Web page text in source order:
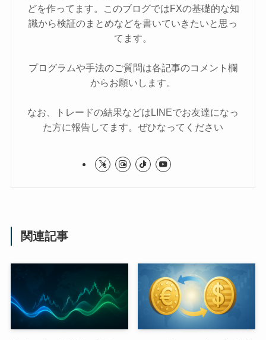
どを作ってます。このブログではFXの基礎的な知
識から検証のまとめなどを書いていきたいと思っ
てます。
プログラムや手法のご質問は各記事のコメント欄
からお願いします。
なお、トレードの結果などはLINEでお友達になっ
た方に報告してます。ぜひなってください
関連記事